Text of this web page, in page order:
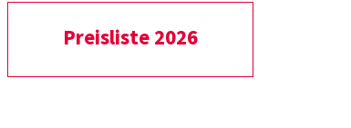
Preisliste 2026